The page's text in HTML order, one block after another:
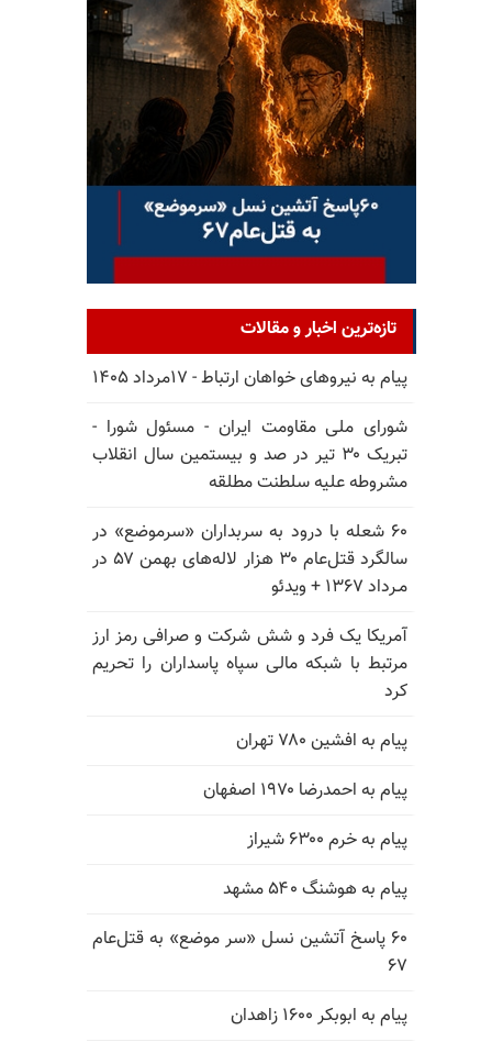
تازه‌ترین اخبار و مقالات
پیام به نیروهای خواهان ارتباط - ۱۷مرداد ۱۴۰۵
شورای ملی مقاومت ایران - مسئول شورا -
تبریک ۳۰ تیر در صد و بیستمین سال انقلاب
مشروطه علیه سلطنت مطلقه
۶۰ شعله با درود به سربداران «سرموضع» در
سالگرد قتل‌عام ۳۰ هزار لاله‌های بهمن ۵۷ در
مـرداد ۱۳۶۷ + ویدئو
آمریکا یک فرد و شش شرکت و صرافی رمز ارز
مرتبط با شبکه مالی سپاه پاسداران را تحریم
کرد
پیام به افشین ۷۸۰ تهران
پیام به احمدرضا ۱۹۷۰ اصفهان
پیام به خرم ۶۳۰۰ شیراز
پیام به هوشنگ ۵۴۰ مشهد
۶۰ پاسخ آتشین نسل «سر موضع» به قتل‌عام
۶۷
پیام به ابوبکر ۱۶۰۰ زاهدان